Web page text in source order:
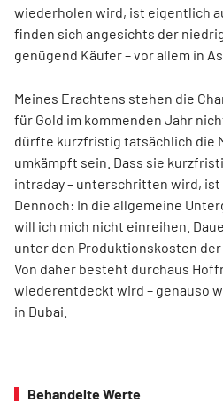
wiederholen wird, ist eigentlich
finden sich angesichts der
genügend Käufer – vor allem in
Meines Erachtens stehen die
für Gold im kommenden Jahr
dürfte kurzfristig tatsächlich die
umkämpft sein. Dass sie
intraday – unterschritten wird, ist
Dennoch: In die allgemeine
will ich mich nicht einreihen.
unter den Produktionskosten der
Von daher besteht durchaus
wiederentdeckt wird – genauso
in Dubai.
Behandelte Werte